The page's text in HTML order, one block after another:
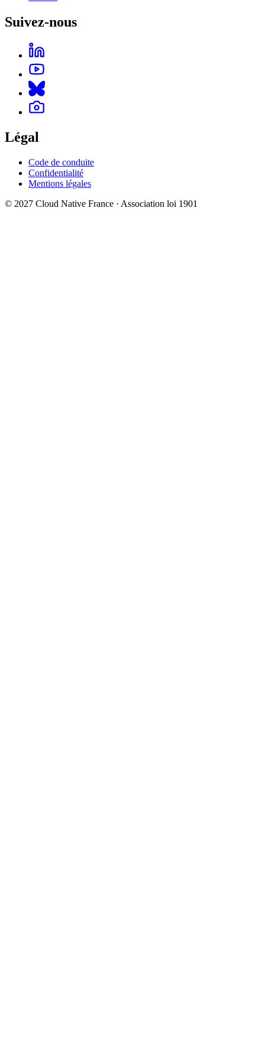
Suivez-nous
Légal
Code de conduite
Confidentialité
Mentions légales
© 2027 Cloud Native France · Association loi 1901